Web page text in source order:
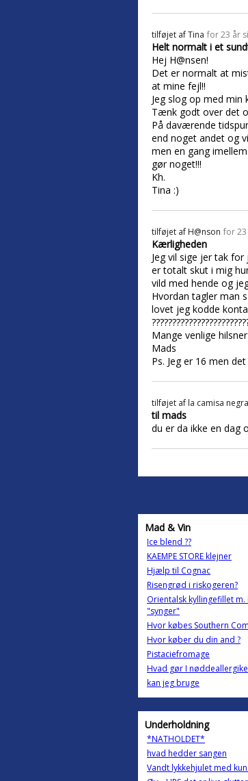
tilføjet afTina for 23 år
Helt normalt i et
Hej H@nsen!
Det er normalt at
at mine fejl!!
Jeg slog op med
Tænk godt over det
På daværende
end noget andet og
men en gang
gør noget!!!
Kh.
Tina :)
tilføjet af H@nson for
Kærligheden
Jeg vil sige jer tak
er totalt skut i mig
vild med hende og
Hvordan tagler man
lovet jeg kodde
Mange venlige
Mads
Ps. Jeg er 16 men
tilføjet af la camisa negra
til mads
du er da ikke en dag
Mad & Vin
Ice blend ??
KAEMPE STORE klejner
Hjælp til Cognac
Risengrød i riskogeren?
Orientalsk kyllingefillet
"synger"
Hvor købes Southern
Hvor køber du din and ?
Pistaciefromage
Hvad gør I
kan jeg bruge
Underholdning
*NATHOLDET*
hvad hedder sangen
Vandt lykkehjulet med